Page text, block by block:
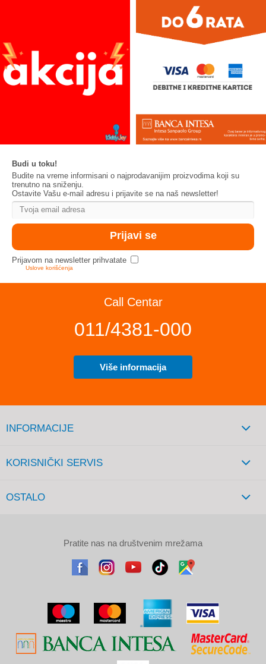
Budi u toku!
Budite na vreme informisani o najprodavanijim proizvodima koji su
trenutno na sniženju.
Ostavite Vašu e-mail adresu i prijavite se na naš newsletter!
Prijavom na newsletter prihvatate
Uslove korišćenja
Call Centar
011/4381-000
Više informacija
INFORMACIJE
KORISNIČKI SERVIS
OSTALO
Pratite nas na društvenim mrežama